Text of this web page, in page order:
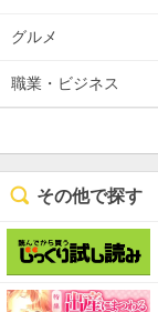
グルメ
職業・ビジネス
その他で探す